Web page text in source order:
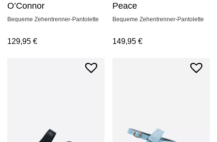
O’Connor
Bequeme Zehentrenner-Pantolette
129,95 €
Peace
Bequeme Zehentrenner-Pantolette
149,95€